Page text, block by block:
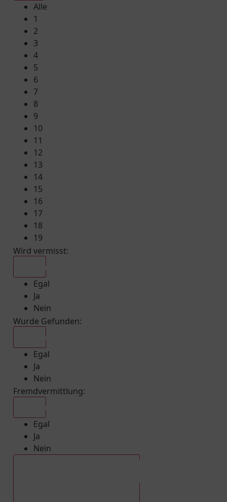
Alle
1
2
3
4
5
6
7
8
9
10
11
12
13
14
15
16
17
18
19
Wird vermisst:
Egal
Ja
Nein
Wurde Gefunden:
Egal
Ja
Nein
Fremdvermittlung:
Egal
Ja
Nein